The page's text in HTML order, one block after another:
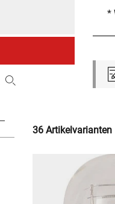
*
36 Artikelvarianten